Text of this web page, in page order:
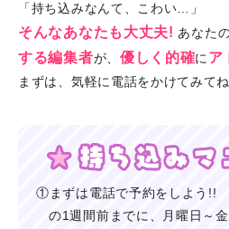
「持ち込みなんて、こわい…」
そんなあなたも大丈夫! あなた
する編集者が、 優しく的確にア
まずは、気軽に電話をかけてみて
①まずは電話で予約をしよう!!
の1週間前までに、月曜日～